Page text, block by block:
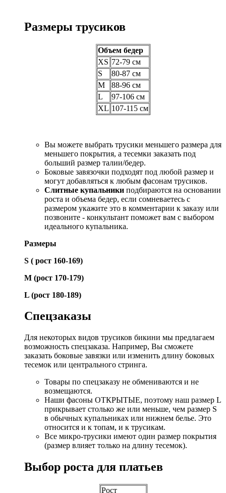
Размеры трусиков
Объем бедер
XS 72-79 см
S
80-87 см
M
88-96 см
L
97-106 см
XL 107-115 см
Вы можете выбрать трусики меньшего размера для
меньшего покрытия, а тесемки заказать под
больший размер талии/бедер.
Боковые завязочки подходят под любой размер и
могут добавляться к любым фасонам трусиков.
Слитные купальники подбираются на основании
роста и объема бедер, если сомневаетесь с
размером укажите это в комментарии к заказу или
позвоните - конкультант поможет вам с выбором
идеального купальника.
Размеры
S ( рост 160-169)
М (рост 170-179)
L (рост 180-189)
Спецзаказы
Для некоторых видов трусиков бикини мы предлагаем
возможность спецзаказа. Например, Вы сможете
заказать боковые завязки или изменить длину боковых
тесемок или центрального стринга.
Товары по спецзаказу не обмениваются и не
возмещаются.
Наши фасоны ОТКРЫТЫЕ, поэтому наш размер L
прикрывает столько же или меньше, чем размер S
в обычных купальниках или нижнем белье. Это
относится и к топам, и к трусикам.
Все микро-трусики имеют один размер покрытия
(размер влияет только на длину тесемок).
Выбор роста для платьев
Рост